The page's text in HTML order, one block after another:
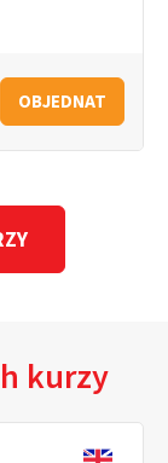
OBJEDNAT
kurzy